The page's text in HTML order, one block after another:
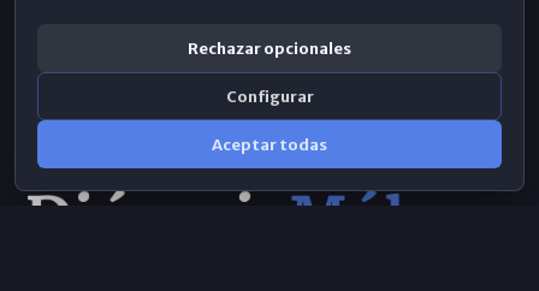
Rechazar opcionales
Configurar
Aceptar todas